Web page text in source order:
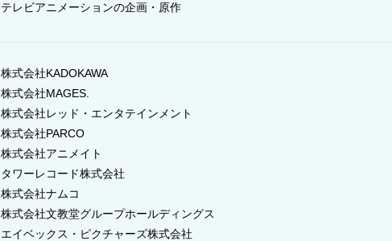
テレビアニメーションの企画・原作
株式会社KADOKAWA
株式会社MAGES.
株式会社レッド・エンタテインメント
株式会社PARCO
株式会社アニメイト
タワーレコード株式会社
株式会社ナムコ
株式会社文教堂グループホールディングス
エイベックス・ピクチャーズ株式会社